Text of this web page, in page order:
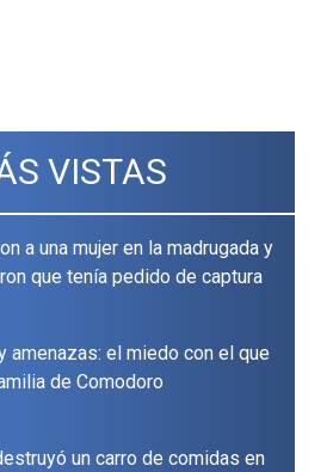
VISTAS
a una mujer en la madrugada y
que tenía pedido de captura
amenazas: el miedo con el que
de Comodoro
un carro de comidas en